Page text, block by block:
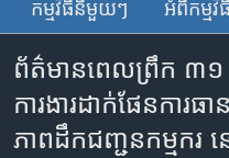
ទំព័រ​
ព័ត៌មាន​​
ម្តង
ចិន
ហេឡូវីអូអេ
កម្ពុជាច្នៃប្រតិដ្ឋ
ព្រឹត្តិការណ៍ព័ត៌មាន
Spotify
កម្មវិធី​នីមួយៗ អំពី​កម្មវិធី​
ព័ត៌មានពេលព្រឹក ៣១
ការងារដាក់ផែនការ
ភាពដឹកជញ្ជូនកម្មករ